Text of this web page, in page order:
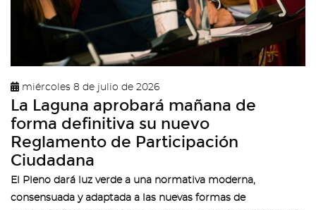
miércoles 8 de julio de 2026
La Laguna aprobará mañana de
forma definitiva su nuevo
Reglamento de Participación
Ciudadana
El Pleno dará luz verde a una normativa moderna,
consensuada y adaptada a las nuevas formas de